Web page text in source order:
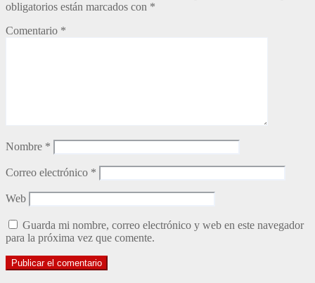
obligatorios están marcados con *
Comentario *
Nombre *
Correo electrónico *
Web
Guarda mi nombre, correo electrónico y web en este navegador
para la próxima vez que comente.